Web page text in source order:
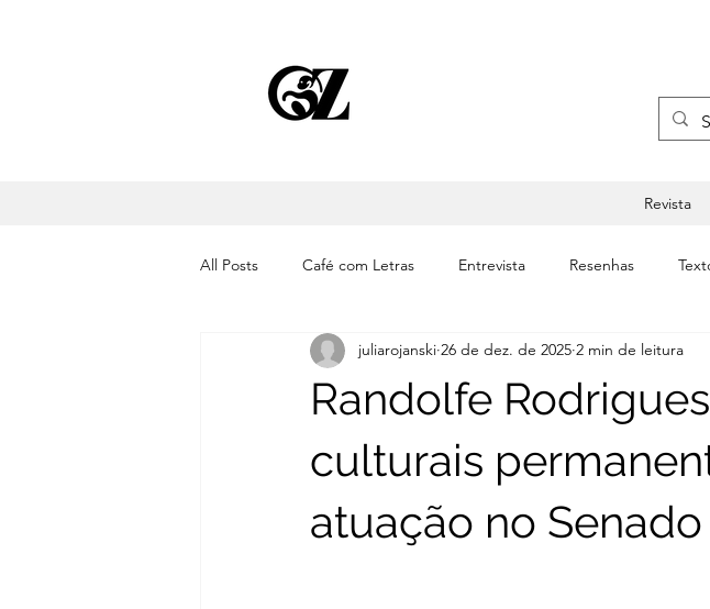
Revista
All Posts Café com Letras Entrevista Resenhas
Literatura Música Últimas Editorial
Randolfe
culturais
atuação no
juliarojanski 26 de dez. de 2025 2 min de leitura